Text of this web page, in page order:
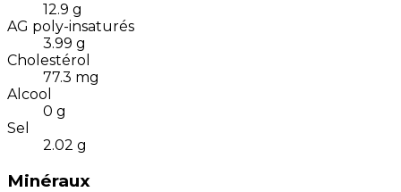
12.9 g
AG poly-insaturés
3.99 g
Cholestérol
77.3 mg
Alcool
0 g
Sel
2.02 g
Minéraux